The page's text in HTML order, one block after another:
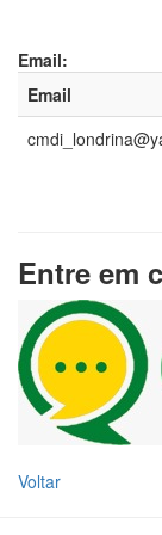
Email:
Email
Entre em
Voltar